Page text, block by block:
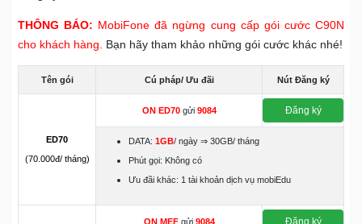
THÔNG BÁO: MobiFone đã ngừng cung cấp gói cước C90N
cho khách hàng.
Bạn hãy tham khảo những gói cước khác nhé!
Tên gói Cú pháp/ Ưu đãi Nút Đăng ký
ED70
(70.000đ/ tháng)
ONED70 gửi 9084 Đăng ký
DATA: 1GB/ ngày ⇒ 30GB/ tháng
Phút gọi: Không có
Ưu đãi khác: 1 tài khoản dịch vụ mobiEdu
ONMEF gửi 9084 Đăng ký